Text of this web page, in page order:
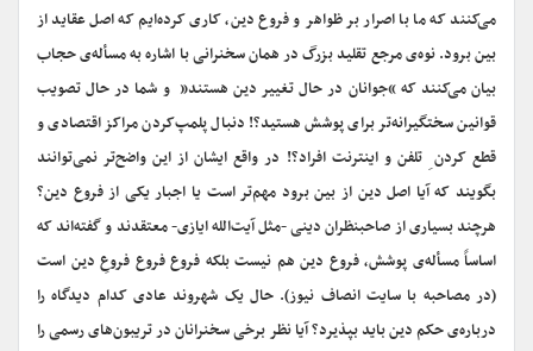
می‌کنند که ما با اصرار بر ظواهر و فروع دین، کاری کرده‌ایم که اصل عقاید از
بین برود. نوه‌ی مرجع تقلید بزرگ در همان سخنرانی با اشاره به مسأله‌ی حجاب
بیان می‌کنند که “جوانان در حال تغییر دین هستند” و شما در حال تصویب
قوانین سختگیرانه‌تر برای پوشش هستید؟! دنبال پلمپ‌کردن مراکز اقتصادی و
قطع کردن ِ تلفن و اینترنت افراد؟! در واقع ایشان از این واضح‌تر نمی‌توانند
بگویند که آیا اصل دین از بین برود مهم‌تر است یا اجبار یکی از فروع دین؟
هرچند بسیاری از صاحبنظران دینی -مثل آیت‌الله ایازی- معتقدند و گفته‌اند که
اساساً مسأله‌ی پوشش، فروع دین هم نیست بلکه فروع فروع فروعِ دین است
(در مصاحبه با سایت انصاف نیوز). حال یک شهروند عادی کدام دیدگاه‌ را
درباره‌ی حکم دین باید بپذیرد؟ آیا نظر برخی سخنرانان در تریبون‌های رسمی را